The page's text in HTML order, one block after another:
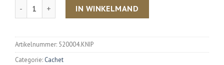
Aantal IN WINKELMAND
Artikelnummer: 520004.KNIP
Categorie: Cachet